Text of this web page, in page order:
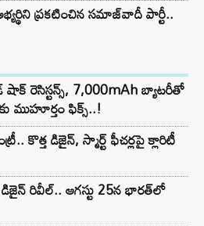
ప్రకటించిన సమాజ్‌వాదీ పార్టీ..
షాక్ రెసిస్టన్స్, 7,000mAh బ్యాటరీతో
ముహూర్తం ఫిక్స్..!
కొత్త డిజైన్, స్మార్ట్ ఫీచర్లపై క్లారిటీ
రివీల్.. ఆగస్టు 25న భారత్‌లో